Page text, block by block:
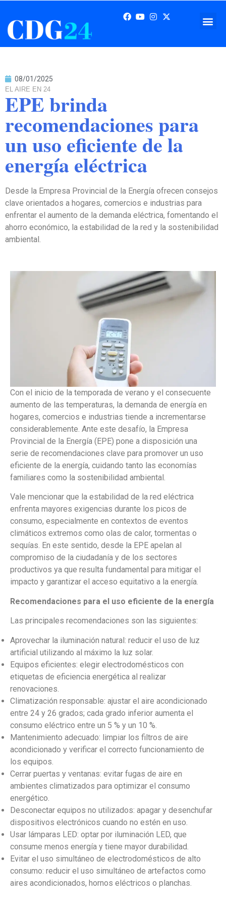
08/01/2025
EL AIRE EN 24
EPE brinda
recomendaciones para
un uso eficiente de la
energía eléctrica
Desde la Empresa Provincial de la Energía ofrecen consejos
clave orientados a hogares, comercios e industrias para
enfrentar el aumento de la demanda eléctrica, fomentando el
ahorro económico, la estabilidad de la red y la sostenibilidad
ambiental.
Con el inicio de la temporada de verano y el consecuente
aumento de las temperaturas, la demanda de energía en
hogares, comercios e industrias tiende a incrementarse
considerablemente. Ante este desafío, la Empresa
Provincial de la Energía (EPE) pone a disposición una
serie de recomendaciones clave para promover un uso
eficiente de la energía, cuidando tanto las economías
familiares como la sostenibilidad ambiental.
Vale mencionar que la estabilidad de la red eléctrica
enfrenta mayores exigencias durante los picos de
consumo, especialmente en contextos de eventos
climáticos extremos como olas de calor, tormentas o
sequías. En este sentido, desde la EPE apelan al
compromiso de la ciudadanía y de los sectores
productivos ya que resulta fundamental para mitigar el
impacto y garantizar el acceso equitativo a la energía.
Recomendaciones para el uso eficiente de la energía
Las principales recomendaciones son las siguientes:
Aprovechar la iluminación natural: reducir el uso de luz
artificial utilizando al máximo la luz solar.
Equipos eficientes: elegir electrodomésticos con
etiquetas de eficiencia energética al realizar
renovaciones.
Climatización responsable: ajustar el aire acondicionado
entre 24 y 26 grados; cada grado inferior aumenta el
consumo eléctrico entre un 5 % y un 10 %.
Mantenimiento adecuado: limpiar los filtros de aire
acondicionado y verificar el correcto funcionamiento de
los equipos.
Cerrar puertas y ventanas: evitar fugas de aire en
ambientes climatizados para optimizar el consumo
energético.
Desconectar equipos no utilizados: apagar y desenchufar
dispositivos electrónicos cuando no estén en uso.
Usar lámparas LED: optar por iluminación LED, que
consume menos energía y tiene mayor durabilidad.
Evitar el uso simultáneo de electrodomésticos de alto
consumo: reducir el uso simultáneo de artefactos como
aires acondicionados, hornos eléctricos o planchas.